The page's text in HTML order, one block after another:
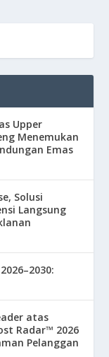
Upper
Menemukan
Emas
Solusi
Langsung
atas
Radar™ 2026
Pelanggan